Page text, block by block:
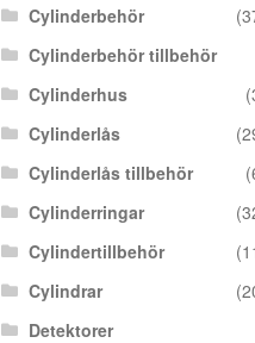
Cylinderbehör
Cylinderbehör tillbehör
Cylinderhus
Cylinderlås
Cylinderlås tillbehör
Cylinderringar
Cylindertillbehör
Cylindrar
Detektorer